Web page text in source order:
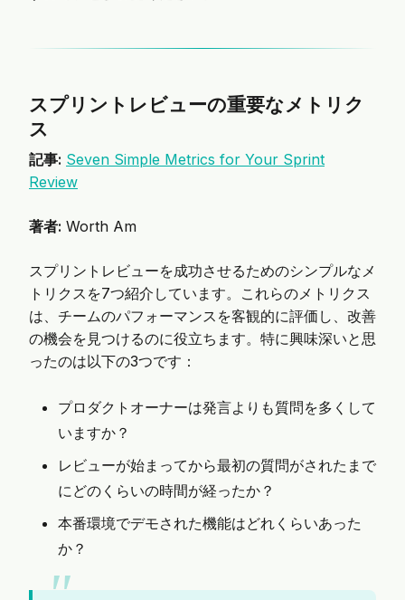
スプリントレビューの重要なメトリク
ス
記事: Seven Simple Metrics for Your Sprint
Review
著者: Worth Am
スプリントレビューを成功させるためのシンプルなメ
トリクスを7つ紹介しています。これらのメトリクス
は、チームのパフォーマンスを客観的に評価し、改善
の機会を見つけるのに役立ちます。特に興味深いと思
ったのは以下の3つです：
プロダクトオーナーは発言よりも質問を多くして
いますか？
レビューが始まってから最初の質問がされたまで
にどのくらいの時間が経ったか？
本番環境でデモされた機能はどれくらいあった
か？